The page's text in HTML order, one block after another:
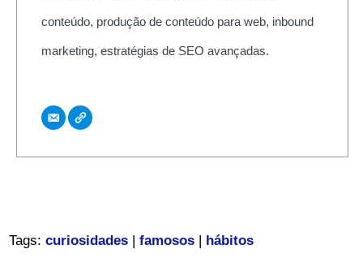
conteúdo, produção de conteúdo para web, inbound
marketing, estratégias de SEO avançadas.
Tags: curiosidades| famosos| hábitos